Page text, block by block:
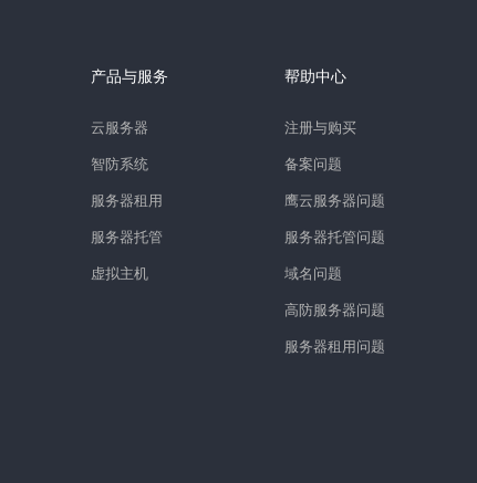
产品与服务
云服务器
智防系统
服务器租用
服务器托管
虚拟主机
帮助中心
注册与购买
备案问题
鹰云服务器问题
服务器托管问题
域名问题
高防服务器问题
服务器租用问题